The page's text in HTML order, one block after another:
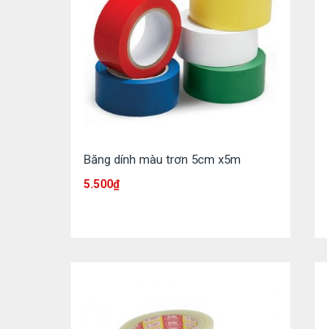
Băng dính màu trơn 5cm x5m
5.500₫